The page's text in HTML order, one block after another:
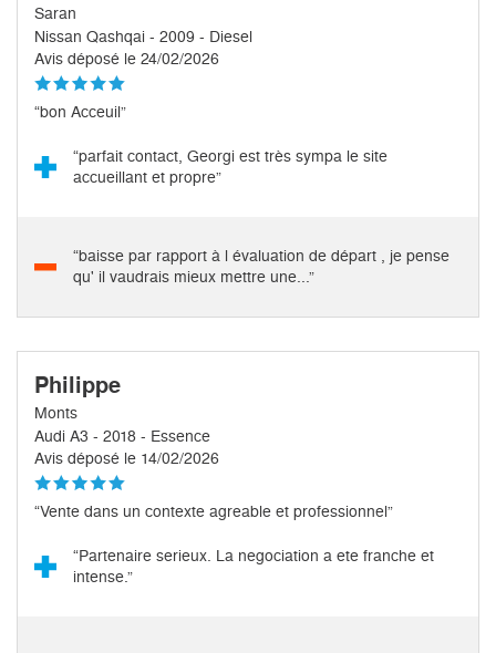
Saran
Nissan Qashqai - 2009 - Diesel
Avis déposé le 24/02/2026
“bon Acceuil”
“parfait contact, Georgi est très sympa le site
accueillant et propre”
“baisse par rapport à l évaluation de départ , je pense
qu' il vaudrais mieux mettre une...”
Philippe
Monts
Audi A3 - 2018 - Essence
Avis déposé le 14/02/2026
“Vente dans un contexte agreable et professionnel”
“Partenaire serieux. La negociation a ete franche et
intense.”